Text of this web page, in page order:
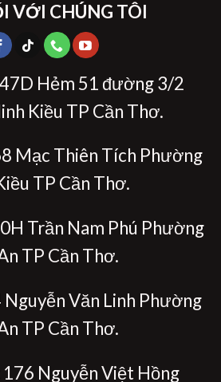
VỚI CHÚNG TÔI
Hẻm 51 đường 3/2
Kiều TP Cần Thơ.
Mạc Thiên Tích Phường
TP Cần Thơ.
Trần Nam Phú Phường
TP Cần Thơ.
Nguyễn Văn Linh Phường
TP Cần Thơ.
176 Nguyễn Việt Hồng